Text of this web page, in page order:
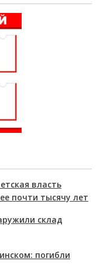
власть
почти тысячу лет
склад
погибли